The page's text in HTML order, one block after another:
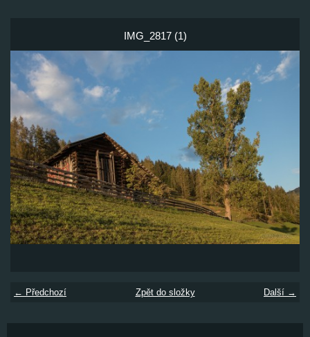
IMG_2817 (1)
← Předchozí Další →
Zpět do složky